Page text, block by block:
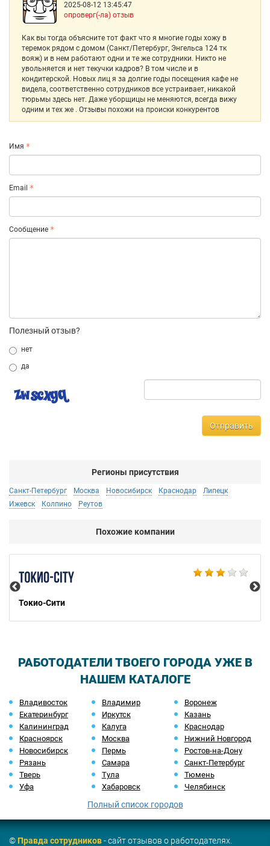
2025-08-12 13:45:47
опроверг(-ла) отзыв
Как вы тогда объясните тот факт что я многие годы хожу в
теремок рядом с домом (Санкт/Петербург, Энгельса 124 тк
вояж) и в нем работают одни и те же сотрудники. Никто не
увольняется и нет текучки кадров? В том числе и в
кондитерской. Новых лиц я за долгие годы посещения кафе не
видела, соответственно сотрудников все устраивает, никакой
тюрьмы здесь нет. Даже уборщицы не меняются, всегда вижу
одним и тех же . Отзывы похожи на происки конкурентов
Имя
Email
Сообщение
Полезный отзыв?
нет
да
Отправить
Регионы присутствия
Санкт-Петербург Москва Новосибирск Краснодар
Липецк
Ижевск
Колпино Реутов
Похожие компании
Токио-Сити
РАБОТОДАТЕЛИ ТВОЕГО ГОРОДА УЖЕ В
НАШЕМ КАТАЛОГЕ
Владивосток Владимир
Воронеж
Екатеринбург
Иркутск
Казань
Калининград
Калуга
Краснодар
Красноярск
Москва
Нижний Новгород
Новосибирск
Пермь
Ростов-на-Дону
Рязань
Самара
Санкт-Петербург
Тверь
Тула
Тюмень
Уфа
Хабаровск Челябинск
Полный список городов
©Правда сотрудников- сайт отзывов о работодателях.